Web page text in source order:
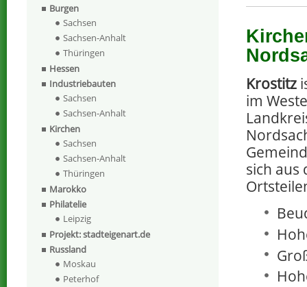
Krostitz
im
sich aus
Burgen
Sachsen
Sachsen-Anhalt
Thüringen
Hessen
Industriebauten
Sachsen
Sachsen-Anhalt
Kirchen
Sachsen
Sachsen-Anhalt
Thüringen
Marokko
Philatelie
Leipzig
Projekt: stadteigenart.de
Russland
Moskau
Peterhof